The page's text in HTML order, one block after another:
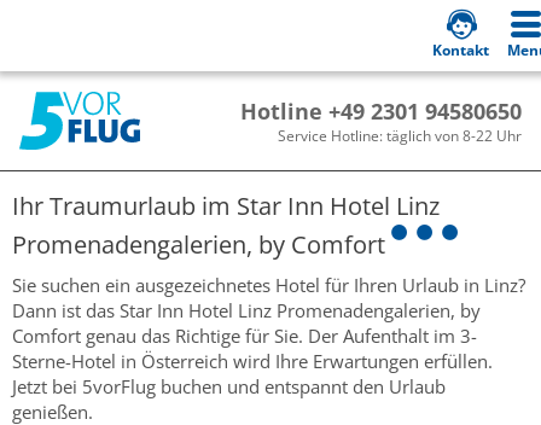
Hotline +49 2301 94580650
Service Hotline: täglich von 8-22 Uhr
Kontakt
Ihr Traumurlaub im Star Inn Hotel Linz
Promenadengalerien, by Comfort
Sie suchen ein ausgezeichnetes Hotel für Ihren Urlaub in Linz?
Dann ist das Star Inn Hotel Linz Promenadengalerien, by
Comfort genau das Richtige für Sie. Der Aufenthalt im 3-
Sterne-Hotel in Österreich wird Ihre Erwartungen erfüllen.
Jetzt bei 5vorFlug buchen und entspannt den Urlaub
genießen.